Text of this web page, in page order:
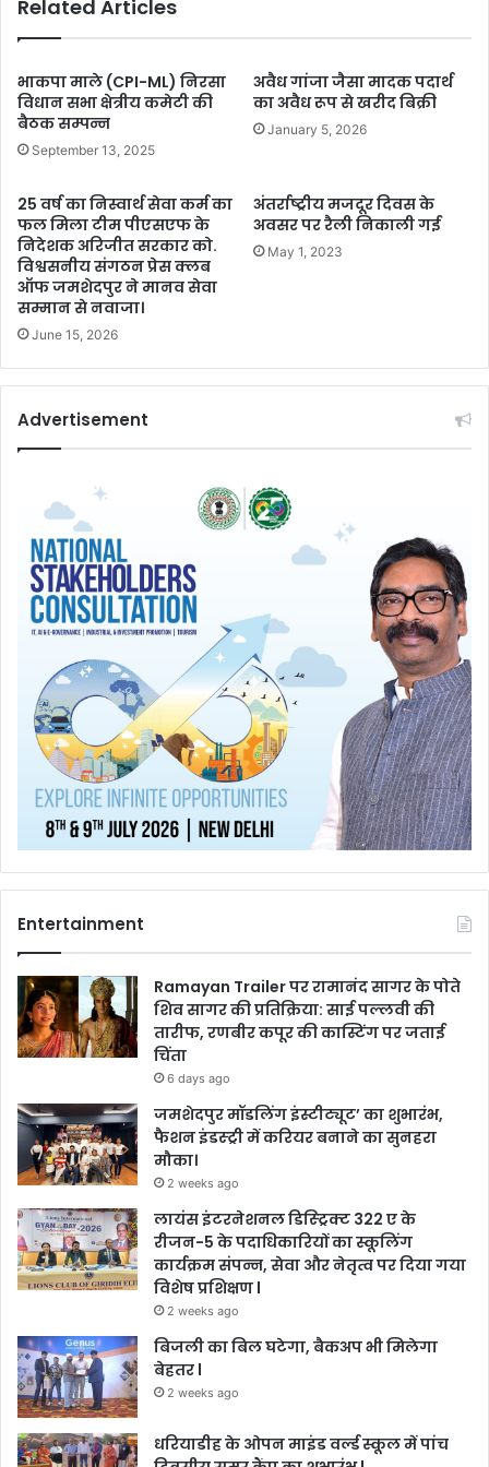
Related Articles
भाकपा माले (CPI-ML) निरसा
विधान सभा क्षेत्रीय कमेटी की
बैठक सम्पन्न
September 13, 2025
अवैध गांजा जैसा मादक पदार्थ
का अवैध रूप से खरीद बिक्री
January 5, 2026
25 वर्ष का निस्वार्थ सेवा कर्म का
फल मिला टीम पीएसएफ के
निदेशक अरिजीत सरकार को.
विश्वसनीय संगठन प्रेस क्लब
ऑफ जमशेदपुर ने मानव सेवा
सम्मान से नवाजा।
June 15, 2026
अंतर्राष्ट्रीय मजदूर दिवस के
अवसर पर रैली निकाली गई
May 1, 2023
Advertisement
Entertainment
Ramayan Trailer पर रामानंद सागर के पोते
शिव सागर की प्रतिक्रिया: साई पल्लवी की
तारीफ, रणबीर कपूर की कास्टिंग पर जताई
चिंता
6 days ago
जमशेदपुर मॉडलिंग इंस्टीट्यूट’ का शुभारंभ,
फैशन इंडस्ट्री में करियर बनाने का सुनहरा
मौका।
2 weeks ago
लायंस इंटरनेशनल डिस्ट्रिक्ट 322 ए के
रीजन-5 के पदाधिकारियों का स्कूलिंग
कार्यक्रम संपन्न, सेवा और नेतृत्व पर दिया गया
विशेष प्रशिक्षण l
2 weeks ago
बिजली का बिल घटेगा, बैकअप भी मिलेगा
बेहतर l
2 weeks ago
धरियाडीह के ओपन माइंड वर्ल्ड स्कूल में पांच